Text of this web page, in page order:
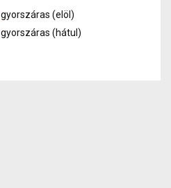
gyorszáras (elöl)
gyorszáras (hátul)